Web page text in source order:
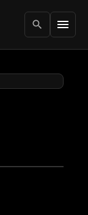
search menu